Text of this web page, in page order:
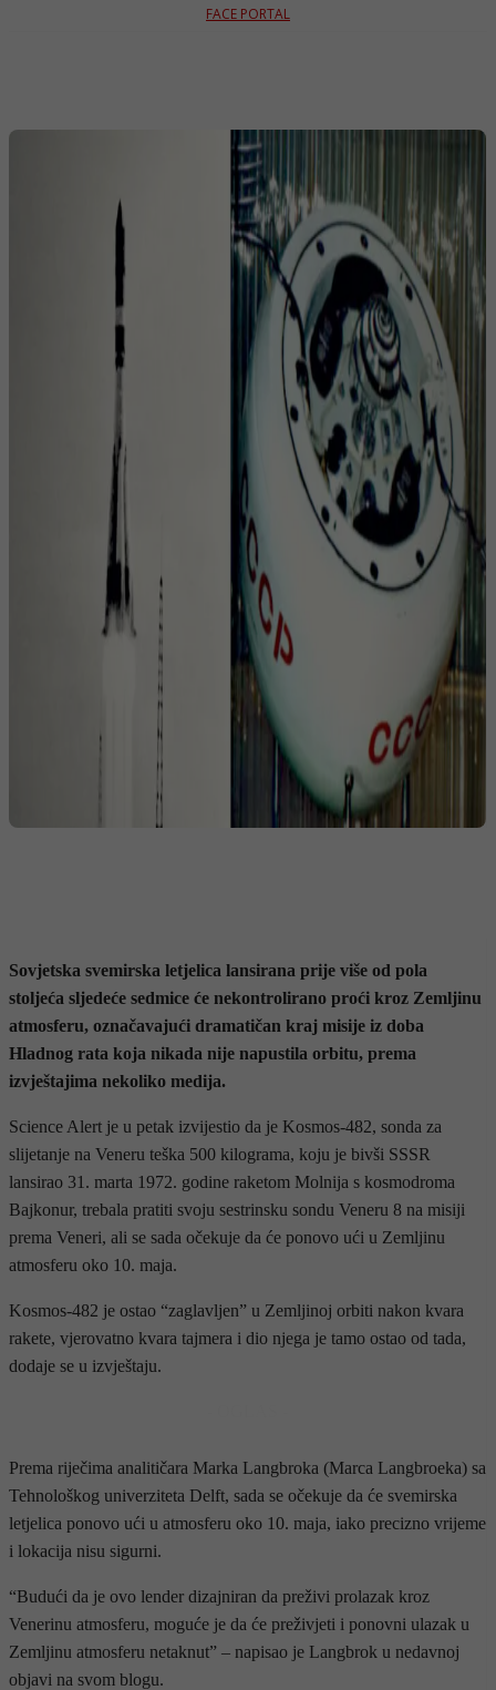
FACE PORTAL
Sovjetska svemirska letjelica lansirana prije više od pola
stoljeća sljedeće sedmice će nekontrolirano proći kroz Zemljinu
atmosferu, označavajući dramatičan kraj misije iz doba
Hladnog rata koja nikada nije napustila orbitu, prema
izvještajima nekoliko medija.
Science Alert je u petak izvijestio da je Kosmos-482, sonda za
slijetanje na Veneru teška 500 kilograma, koju je bivši SSSR
lansirao 31. marta 1972. godine raketom Molnija s kosmodroma
Bajkonur, trebala pratiti svoju sestrinsku sondu Veneru 8 na misiji
prema Veneri, ali se sada očekuje da će ponovo ući u Zemljinu
atmosferu oko 10. maja.
Kosmos-482 je ostao “zaglavljen” u Zemljinoj orbiti nakon kvara
rakete, vjerovatno kvara tajmera i dio njega je tamo ostao od tada,
dodaje se u izvještaju.
Prema riječima analitičara Marka Langbroka (Marca Langbroeka) sa
Tehnološkog univerziteta Delft, sada se očekuje da će svemirska
letjelica ponovo ući u atmosferu oko 10. maja, iako precizno vrijeme
i lokacija nisu sigurni.
“Budući da je ovo lender dizajniran da preživi prolazak kroz
Venerinu atmosferu, moguće je da će preživjeti i ponovni ulazak u
Zemljinu atmosferu netaknut” – napisao je Langbrok u nedavnoj
objavi na svom blogu.